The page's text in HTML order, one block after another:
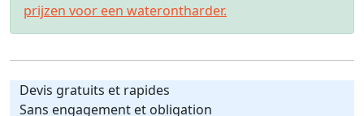
prijzen voor een waterontharder.
Devis gratuits et rapides
Sans engagement et obligation